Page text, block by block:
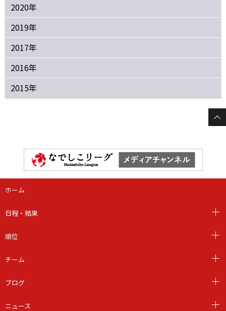
2020年
2019年
2017年
2016年
2015年
ホーム
日程・結果
順位
チーム
ブログ
ニュース